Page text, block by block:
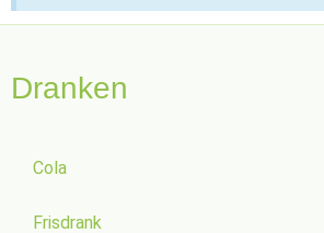
Dranken
Cola
Frisdrank